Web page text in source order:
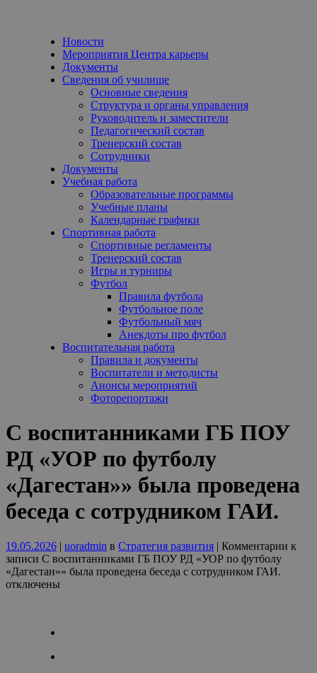
Новости
Мероприятия Центра карьеры
Документы
Сведения об училище
Основные сведения
Структура и органы управления
Руководитель и заместители
Педагогический состав
Тренерский состав
Сотрудники
Документы
Учебная работа
Образовательные программы
Учебные планы
Календарные графики
Спортивная работа
Спортивные регламенты
Тренерский состав
Игры и турниры
Футбол
Правила футбола
Футбольное поле
Футбольный мяч
Анекдоты про футбол
Воспитательная работа
Правила и документы
Воспитатели и методисты
Анонсы мероприятий
Фоторепортажи
C воспитанниками ГБ ПОУ
РД «УОР по футболу
«Дагестан»» была проведена
беседа с сотрудником ГАИ.
19.05.2026 | uoradmin в Стратегия развития | Комментарии к
записи C воспитанниками ГБ ПОУ РД «УОР по футболу
«Дагестан»» была проведена беседа с сотрудником ГАИ.
отключены